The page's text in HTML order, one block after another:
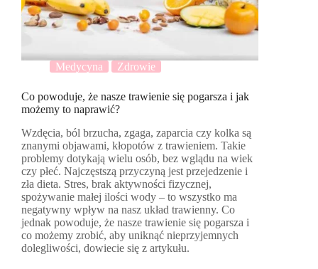
Medycyna Zdrowie
Co powoduje, że nasze trawienie się pogarsza i jak
możemy to naprawić?
Wzdęcia, ból brzucha, zgaga, zaparcia czy kolka są
znanymi objawami, kłopotów z trawieniem. Takie
problemy dotykają wielu osób, bez wglądu na wiek
czy płeć. Najczęstszą przyczyną jest przejedzenie i
zła dieta. Stres, brak aktywności fizycznej,
spożywanie małej ilości wody – to wszystko ma
negatywny wpływ na nasz układ trawienny. Co
jednak powoduje, że nasze trawienie się pogarsza i
co możemy zrobić, aby uniknąć nieprzyjemnych
dolegliwości, dowiecie się z artykułu.